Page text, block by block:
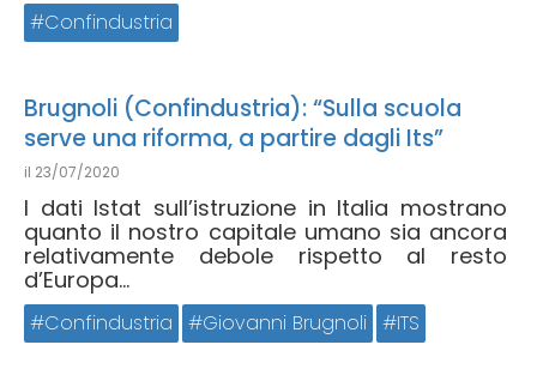
Confindustria
Brugnoli (Confindustria): “Sulla scuola
serve una riforma, a partire dagli Its”
il 23/07/2020
I dati Istat sull’istruzione in Italia mostrano
quanto il nostro capitale umano sia ancora
relativamente debole rispetto al resto
d’Europa...
Confindustria Giovanni Brugnoli ITS